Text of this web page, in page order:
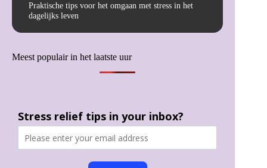
Praktische tips voor het omgaan met stress in het
dagelijks leven
Meest populair in het laatste uur
Stress relief tips in your inbox?